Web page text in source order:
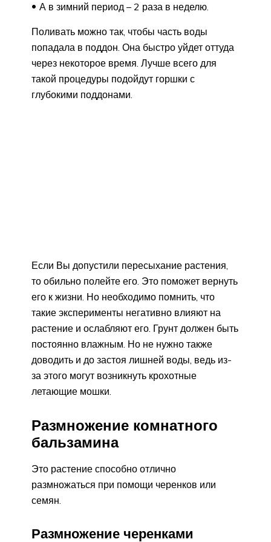
А в зимний период – 2 раза в неделю.
Поливать можно так, чтобы часть воды
попадала в поддон. Она быстро уйдет оттуда
через некоторое время. Лучше всего для
такой процедуры подойдут горшки с
глубокими поддонами.
Если Вы допустили пересыхание растения,
то обильно полейте его. Это поможет вернуть
его к жизни. Но необходимо помнить, что
такие эксперименты негативно влияют на
растение и ослабляют его. Грунт должен быть
постоянно влажным. Но не нужно также
доводить и до застоя лишней воды, ведь из-
за этого могут возникнуть крохотные
летающие мошки.
Размножение комнатного
бальзамина
Это растение способно отлично
размножаться при помощи черенков или
семян.
Размножение черенками